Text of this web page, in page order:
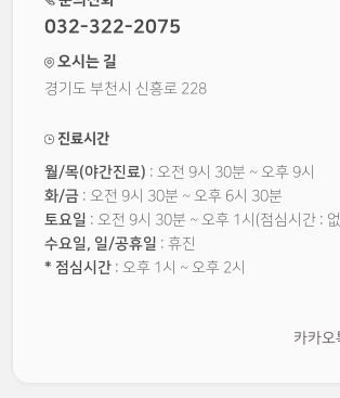
032-322-2075
오시는 길
경기도 부천시 신흥로 228
진료시간
월/목(야간진료) : 오전 9시 30분 ~ 오후 9시
화/금: 오전 9시 30분 ~ 오후 6시 30분
토요일 : 오전 9시 30분 ~ 오후 1시(점심시간 :
수요일, 일/공휴일 : 휴진
* 점심시간: 오후 1시 ~ 오후 2시
카카오